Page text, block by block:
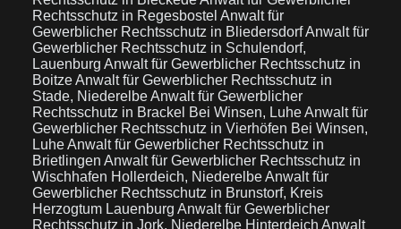
Rechtsschutz in Regesbostel Anwalt für
Gewerblicher Rechtsschutz in BliedersdorfAnwalt für
Gewerblicher Rechtsschutz in Schulendorf,
Lauenburg Anwalt für Gewerblicher Rechtsschutz in
BoitzeAnwalt für Gewerblicher Rechtsschutz in
Stade, NiederelbeAnwalt für Gewerblicher
Rechtsschutz in Brackel Bei Winsen, LuheAnwalt für
Gewerblicher Rechtsschutz in Vierhöfen Bei Winsen,
LuheAnwalt für Gewerblicher Rechtsschutz in
Brietlingen Anwalt für Gewerblicher Rechtsschutz in
Wischhafen Hollerdeich, NiederelbeAnwalt für
Gewerblicher Rechtsschutz in Brunstorf, Kreis
Herzogtum Lauenburg Anwalt für Gewerblicher
Rechtsschutz in Jork, Niederelbe Hinterdeich Anwalt